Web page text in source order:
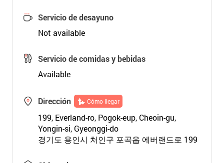
Servicio de desayuno
Not available
Servicio de comidas y bebidas
Available
Dirección Cómo llegar
199, Everland-ro, Pogok-eup, Cheoin-gu,
Yongin-si, Gyeonggi-do
경기도 용인시 처인구 포곡읍 에버랜드로 199